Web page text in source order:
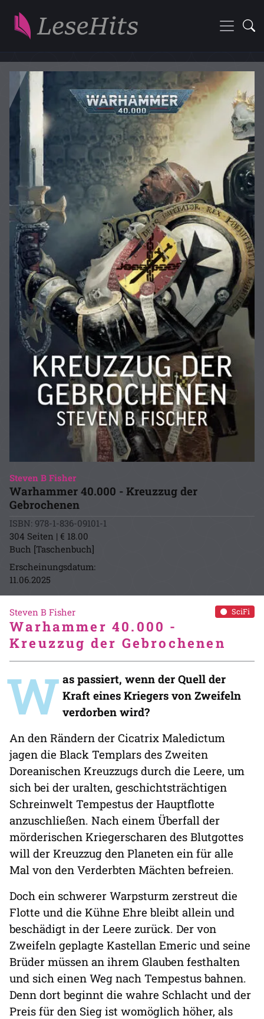
Steven B Fisher
Warhammer 40.000 - Kreuzzug der
Gebrochenen
ISBN: 978-1-836-09101-1
304 Seiten | € 18.00
Buch [Taschenbuch]
Erscheinungsdatum:
11.06.2025
SciFi
Steven B Fisher
Warhammer 40.000 -
Kreuzzug der Gebrochenen
W as passiert, wenn der Quell der
Kraft eines Kriegers von Zweifeln
verdorben wird?
An den Rändern der Cicatrix Maledictum
jagen die Black Templars des Zweiten
Doreanischen Kreuzzugs durch die Leere, um
sich bei der uralten, geschichtsträchtigen
Schreinwelt Tempestus der Hauptflotte
anzuschließen. Nach einem Überfall der
mörderischen Kriegerscharen des Blutgottes
will der Kreuzzug den Planeten ein für alle
Mal von den Verderbten Mächten befreien.
Doch ein schwerer Warpsturm zerstreut die
Flotte und die Kühne Ehre bleibt allein und
beschädigt in der Leere zurück. Der von
Zweifeln geplagte Kastellan Emeric und seine
Brüder müssen an ihrem Glauben festhalten
und sich einen Weg nach Tempestus bahnen.
Denn dort beginnt die wahre Schlacht und der
Preis für den Sieg ist womöglich höher, als